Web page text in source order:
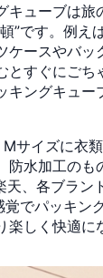
ューブは
”です。例
ースやバ
すぐにご
ングキュ
サイズに衣
水加工の
、各ブラ
でパッキ
しく快適に